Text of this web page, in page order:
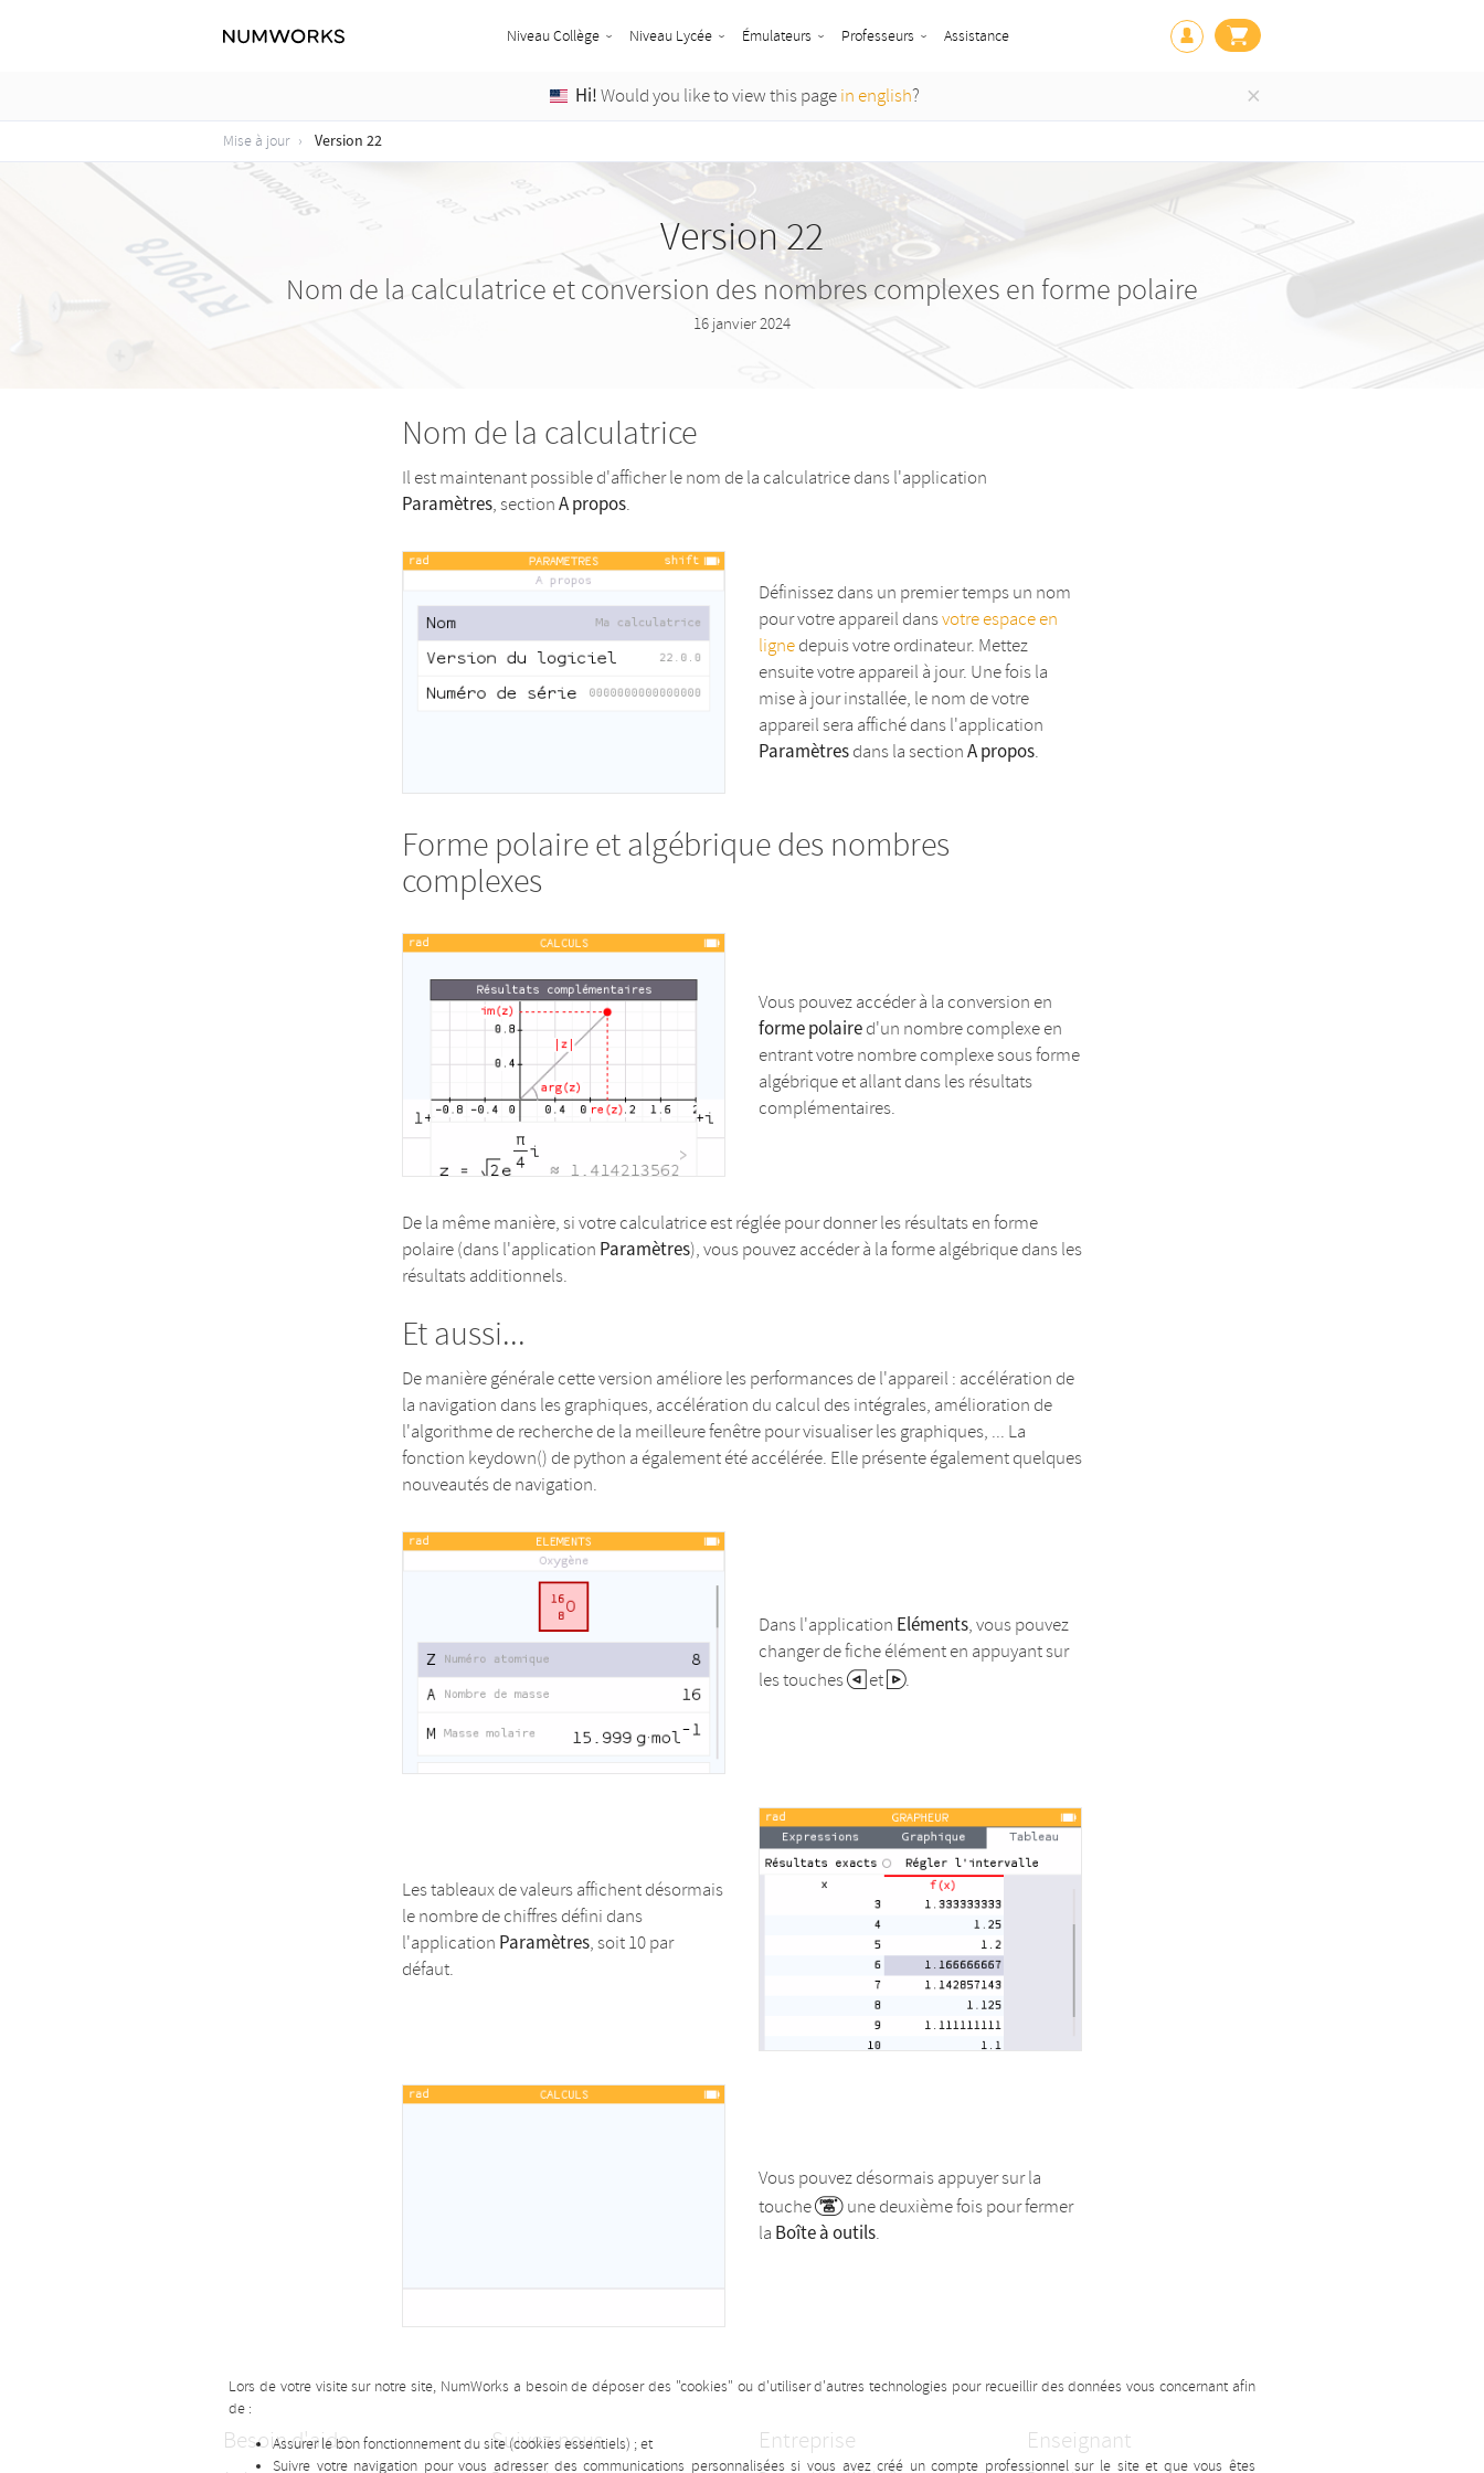
Niveau Collège Niveau Lycée Émulateurs Professeurs Assistance
Hi!Would you like to view this pagein english? ×
Mise à jour Version 22
Version 22
Nom de la calculatrice et conversion des nombres complexes en forme polaire
16 janvier 2024
Nom de la calculatrice
Il est maintenant possible d'afficher le nom de la calculatrice dans l'application
Paramètres, sectionA propos.
Définissez dans un premier temps un nom
pour votre appareil dansvotre espace en
lignedepuis votre ordinateur. Mettez
ensuite votre appareil à jour. Une fois la
mise à jour installée, le nom de votre
appareil sera affiché dans l'application
Paramètresdans la sectionA propos.
Forme polaire et algébrique des nombres
complexes
Vous pouvez accéder à la conversion en
forme polaired'un nombre complexe en
entrant votre nombre complexe sous forme
algébrique et allant dans les résultats
complémentaires.
De la même manière, si votre calculatrice est réglée pour donner les résultats en forme
polaire (dans l'application Paramètres), vous pouvez accéder à la forme algébrique dans les
résultats additionnels.
Et aussi...
De manière générale cette version améliore les performances de l'appareil : accélération de
la navigation dans les graphiques, accélération du calcul des intégrales, amélioration de
l'algorithme de recherche de la meilleure fenêtre pour visualiser les graphiques, ... La
fonction keydown() de python a également été accélérée. Elle présente également quelques
nouveautés de navigation.
Dans l'application Eléments, vous pouvez
changer de fiche élément en appuyant sur
les touches
et .
Les tableaux de valeurs affichent désormais
le nombre de chiffres défini dans
l'application Paramètres, soit 10 par
défaut.
Vous pouvez désormais appuyer sur la
touche
une deuxième fois pour fermer
la Boîte à outils.
Lors de votre visite sur notre site, NumWorks a besoin de déposer des "cookies" ou d'utiliser d'autres technologies pour recueillir des données vous concernant afin
de :
Assurer le bon fonctionnement du site (cookies essentiels) ; et
Suivre votre navigation pour vous adresser des communications personnalisées si vous avez créé un compte professionnel sur le site et que vous êtes
Besoin d'aide Suivez-nous Entreprise Enseignant